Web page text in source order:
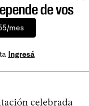
de vos
mes
Ingresá
celebrada